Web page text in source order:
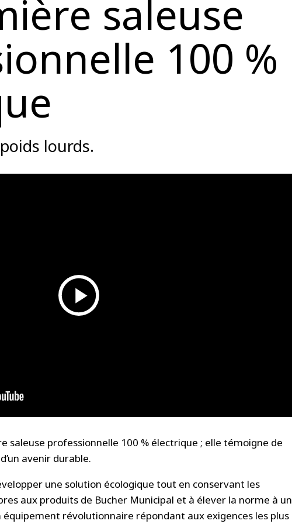
saleuse
100 %
lourds.
saleuse professionnelle 100 % électrique ; elle témoigne de
avenir durable.
une solution écologique tout en conservant les
aux produits de Bucher Municipal et à élever la norme à un
équipement révolutionnaire répondant aux exigences les plus